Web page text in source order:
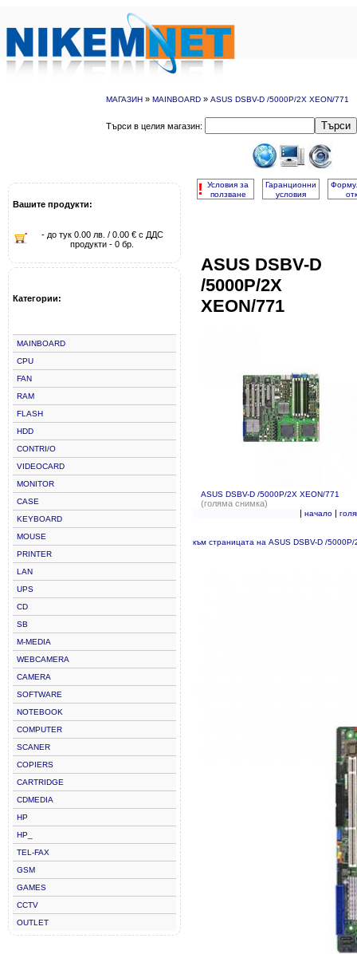
МАГАЗИН » MAINBOARD » ASUS DSBV-D /5000P/2X XEON/771
Търси в целия магазин: Търси
Вашите продукти:
- до тук 0.00 лв. / 0.00 € с ДДС
продукти - 0 бр.
Категории:
MAINBOARD
CPU
FAN
RAM
FLASH
HDD
CONTRI/O
VIDEOCARD
MONITOR
CASE
KEYBOARD
MOUSE
PRINTER
LAN
UPS
CD
SB
M-MEDIA
WEBCAMERA
CAMERA
SOFTWARE
NOTEBOOK
COMPUTER
SCANER
COPIERS
CARTRIDGE
CDMEDIA
HP
HP_
TEL-FAX
GSM
GAMES
CCTV
OUTLET
!
Условия за
ползване
Гаранционни
условия
ASUS DSBV-D
/5000P/2X
XEON/771
ASUS DSBV-D /5000P/2X XEON/771
(голяма снимка)
|начало |
към страницата на ASUS DSBV-D /